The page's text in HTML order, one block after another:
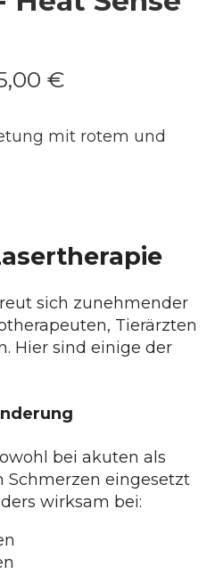
€
mit rotem und
sich zunehmender
Tierärzten
Hier sind einige der
bei akuten als
Schmerzen eingesetzt
wirksam bei: